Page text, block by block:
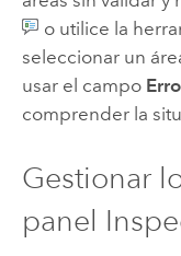
o utilice la
seleccionar un
usar el campo
comprender la
Gestionar
panel